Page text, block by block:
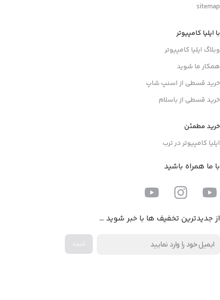
sitemap
با ایلیا کامپیوتر
وبلاگ ایلیا کامپیوتر
همکار ما شوید
خرید قسطی از اسنپ شاپ
خرید قسطی از باسلام
خرید مطمئن
ایلیا کامپیوتر در ترب
با ما همراه باشید
از جدیدترین تخفیف ها با خبر شوید …